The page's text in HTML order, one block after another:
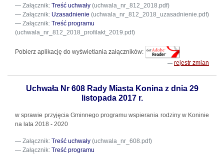
Załącznik: Treść uchwały (uchwala_nr_812_2018.pdf)
Załącznik: Uzasadnienie (uchwala_nr_812_2018_uzasadnienie.pdf)
Załącznik: Treść programu
(uchwala_nr_812_2018_profilakt_2019.pdf)
Pobierz aplikację do wyświetlania załączników:
rejestr zmian
Uchwała Nr 608 Rady Miasta Konina z dnia 29
listopada 2017 r.
w sprawie przyjęcia Gminnego programu wspierania rodziny w Koninie
na lata 2018 - 2020
Załącznik: Treść uchwały (uchwala_nr_608.pdf)
Załącznik: Treść programu